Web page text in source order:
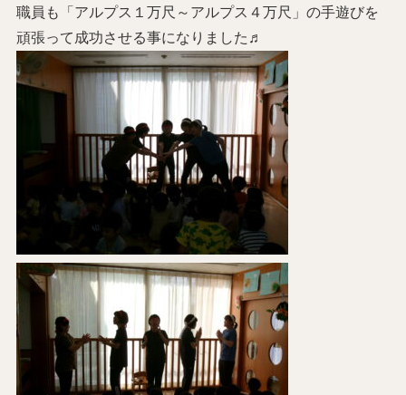
職員も「アルプス１万尺～アルプス４万尺」の手遊びを
頑張って成功させる事になりました♬